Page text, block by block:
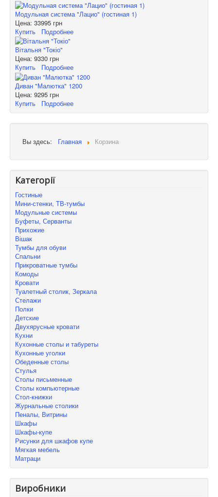
Модульная система "Лацио" (гостиная 1)
Цена: 33995 грн
Купить
Подробнее
Вітальня "Токіо"
Цена: 9330 грн
Купить
Подробнее
Диван "Малютка" 1200
Цена: 9295 грн
Купить
Подробнее
Вы здесь: Главная Корзина
Категорії
Гостиные
Мини-стенки, ТВ-тумбы
Модульные системы
Буфеты, Серванты
Прихожие
Вішак
Тумбы для обуви
Спальни
Прикроватные тумбы
Комоды
Кровати
Туалетный столик, Зеркала
Стелажи
Полки
Детские
Двухярусные кровати
Кухни
Кухонные столы и табуреты
Кухонные уголки
Обеденные столы
Стулья
Столы письменные
Столы компьютерные
Стол-книжки
Журнальные столики
Пеналы, Витрины
Шкафы
Шкафы-купе
Рисунки для шкафов купе
Мягкая мебель
Матраци
Виробники